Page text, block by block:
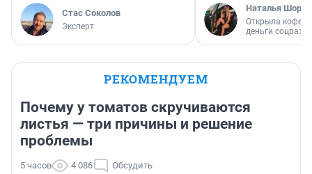
Стас Соколов
Эксперт
Наталья
Открыла
деньги
РЕКОМЕНДУЕМ
Почему у томатов скручиваются
листья — три причины и решение
проблемы
5 часов 4 086 Обсудить